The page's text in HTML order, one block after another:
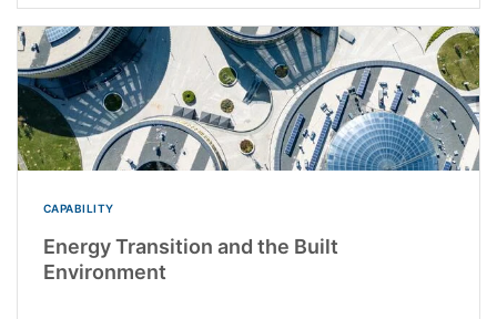
CAPABILITY
Energy Transition and the Built
Environment